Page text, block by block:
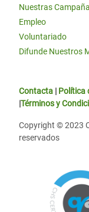
Nuestras
Empleo
Voluntariado
Difunde Nuestros
Contacta | Política
|Términos y
Copyright © 2023
reservados